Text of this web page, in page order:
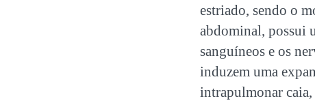
estriado, sendo o
abdominal, possui
sanguíneos e os
induzem uma
intrapulmonar caia,